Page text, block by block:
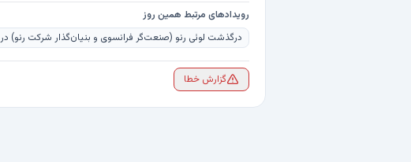
رویدادهای مرتبط همین روز
درگذشت لوئی رنو (صنعت‌گر فرانسوی و بنیان‌گذار شرکت رنو) در ۲۴ اکتبر
گزارش خطا